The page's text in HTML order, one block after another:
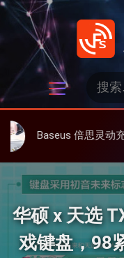
跳
发
：
思灵动充伸缩线充电器 67W 3C，超耐用可伸缩线、氮化
华硕 x 天选
戏键盘，98